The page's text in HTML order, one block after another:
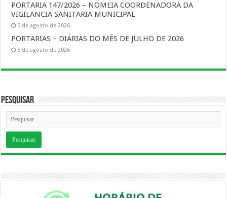
PORTARIA 147/2026 – NOMEIA COORDENADORA DA
VIGILANCIA SANITARIA MUNICIPAL
5 de agosto de 2026
PORTARIAS – DIÁRIAS DO MÊS DE JULHO DE 2026
5 de agosto de 2026
Pesquisar